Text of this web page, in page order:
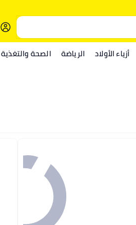
أزياء الأولاد الرياضة الصحة والتغذية